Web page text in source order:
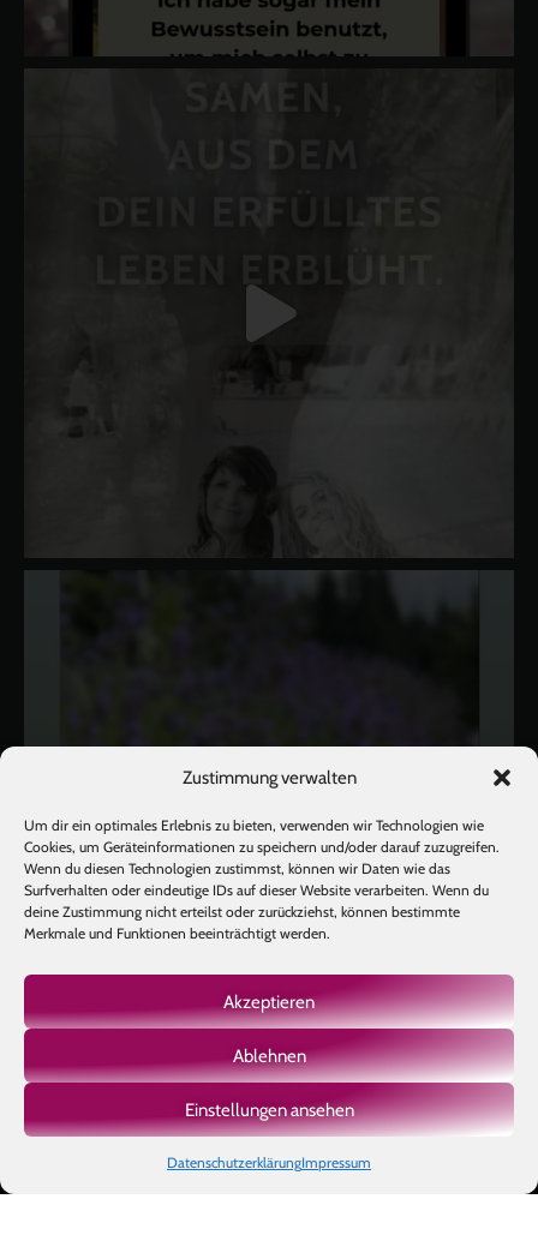
Zustimmung verwalten
Um dir ein optimales Erlebnis zu bieten, verwenden wir Technologien wie
Cookies, um Geräteinformationen zu speichern und/oder darauf zuzugreifen.
Wenn du diesen Technologien zustimmst, können wir Daten wie das
Surfverhalten oder eindeutige IDs auf dieser Website verarbeiten. Wenn du
deine Zustimmung nicht erteilst oder zurückziehst, können bestimmte
Merkmale und Funktionen beeinträchtigt werden.
Akzeptieren
Ablehnen
Einstellungen ansehen
DatenschutzerklärungImpressum
Mehr laden Auf Instagram folgen